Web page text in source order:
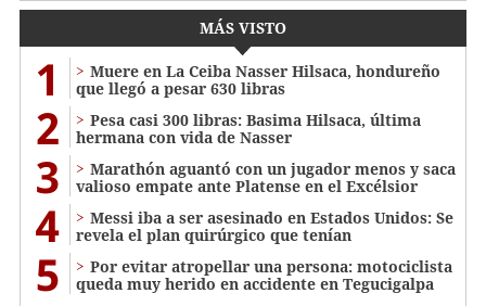
MÁS VISTO
1
Muere en La Ceiba Nasser Hilsaca, hondureño
que llegó a pesar 630 libras
2
Pesa casi 300 libras: Basima Hilsaca, última
hermana con vida de Nasser
3
Marathón aguantó con un jugador menos y saca
valioso empate ante Platense en el Excélsior
4
Messi iba a ser asesinado en Estados Unidos: Se
revela el plan quirúrgico que tenían
5
Por evitar atropellar una persona: motociclista
queda muy herido en accidente en Tegucigalpa